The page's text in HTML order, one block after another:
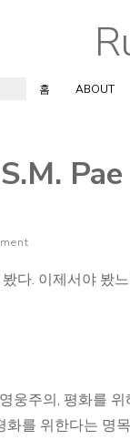
홈 ABOUT
Pae
다. 이제서야 봤
웅주의, 평화를
를 위한다는 명